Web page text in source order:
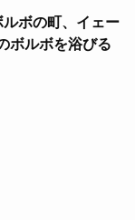
ルボの町、イェー
ボルボを浴びる